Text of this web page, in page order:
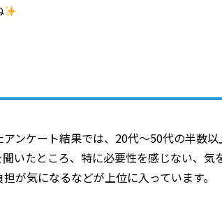
ンケート結果では、20代～50代の半数
いたところ、特に必要性を感じない、気
が気になるなどが上位に入っています。